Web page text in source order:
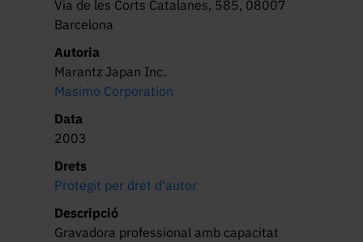
Via de les Corts Catalanes, 585, 08007
Barcelona
Autoria
Marantz Japan Inc.
Masimo Corporation
Data
2003
Drets
Protegit per dret d'autor
Descripció
Gravadora professional amb capacitat